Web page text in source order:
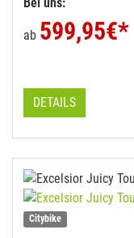
ab 599,95€*
DETAILS
Citybike